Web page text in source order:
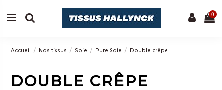
0
Accueil Nos tissus Soie Pure Soie Double crêpe
DOUBLE CRÊPE